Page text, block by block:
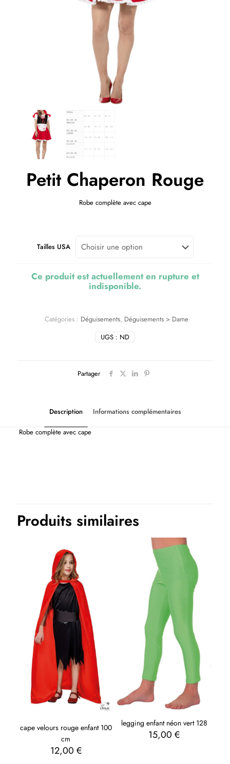
Petit Chaperon Rouge
Robe complète avec cape
Tailles USA
Ce produit est actuellement en rupture et
indisponible.
UGS : ND
Catégories : Déguisements, Déguisements > Dame
Partager
Description Informations complémentaires
Robe complète avec cape
Produits similaires
cape velours rouge enfant 100
cm
12,00 €
legging enfant néon vert 128
15,00 €